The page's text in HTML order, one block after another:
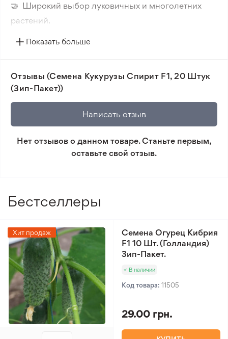
🤝 Широкий выбор луковичных и многолетних
растений.
🔥 Новые сорта. Интересные новинки каждого
товара и реального растения.
🛡️ Защита покупок. Возврат средств за товар,
который не соответствует ожиданиям. Согласно
условиям возврата.
Минимальный заказ 300 грн.
Показать больше
Отзывы (Семена Кукурузы Спирит F1, 20 Штук
(Зип-Пакет))
Написать отзыв
Нет отзывов о данном товаре. Станьте первым,
оставьте свой отзыв.
Бестселлеры
Хит продаж
Семена Огурец Кибрия
F1 10 Шт. (Голландия)
Зип-Пакет.
В наличии
Код товара: 11505
29.00 грн.